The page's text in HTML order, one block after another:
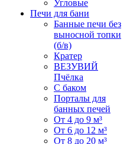
Угловые
Печи для бани
Банные печи без
выносной топки
(б/в)
Кратер
ВЕЗУВИЙ
Пчёлка
С баком
Порталы для
банных печей
От 4 до 9 м³
От 6 до 12 м³
От 8 до 20 м³